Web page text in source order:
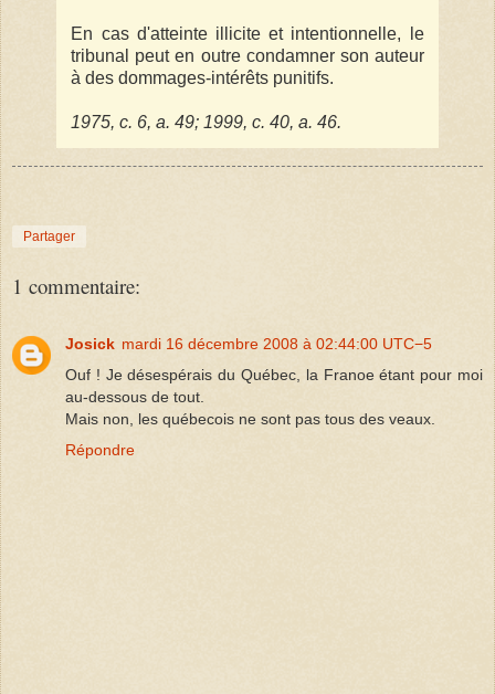
En cas d'atteinte illicite et intentionnelle, le
tribunal peut en outre condamner son auteur
à des dommages-intérêts punitifs.
1975, c. 6, a. 49; 1999, c. 40, a. 46.
Partager
1 commentaire:
Josick mardi 16 décembre 2008 à 02:44:00 UTC−5
Ouf ! Je désespérais du Québec, la Franoe étant pour moi
au-dessous de tout.
Mais non, les québecois ne sont pas tous des veaux.
Répondre